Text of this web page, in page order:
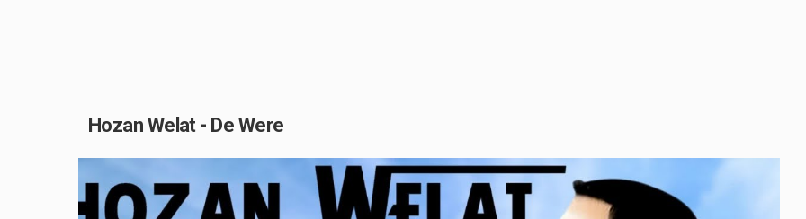
Hozan Welat - De Were